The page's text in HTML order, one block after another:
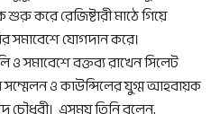
করে রেজিষ্টারী মাঠে গিয়ে
সমাবেশে যোগদান করে।
ও সমাবেশে বক্তব্য রাখেন সিলেট
সম্মেলন ও কাউন্সিলের যুগ্ম আহবায়ক